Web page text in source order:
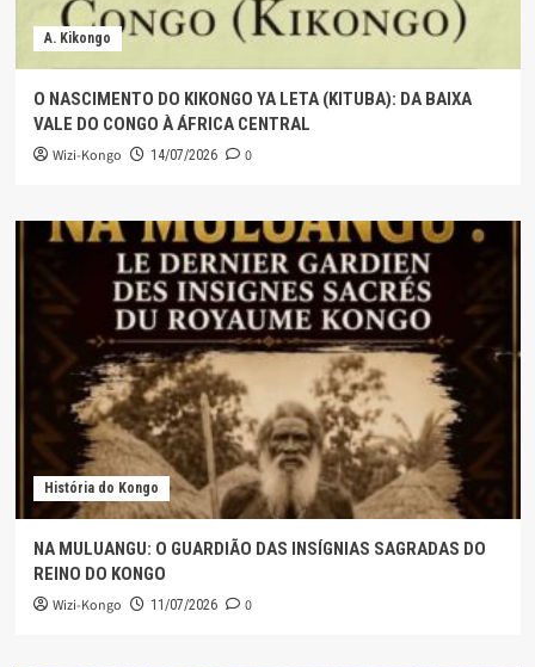
A. Kikongo
O NASCIMENTO DO KIKONGO YA LETA (KITUBA): DA BAIXA
VALE DO CONGO À ÁFRICA CENTRAL
Wizi-Kongo 14/07/2026 0
História do Kongo
NA MULUANGU: O GUARDIÃO DAS INSÍGNIAS SAGRADAS DO
REINO DO KONGO
Wizi-Kongo 11/07/2026 0